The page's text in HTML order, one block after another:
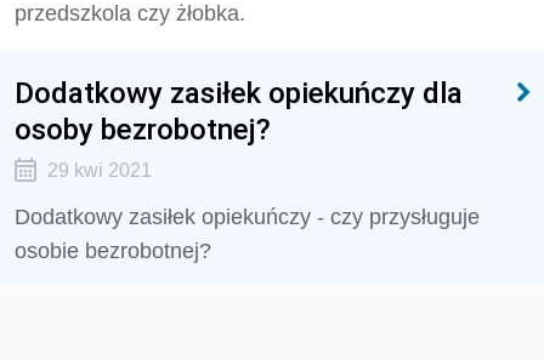
przedszkola czy żłobka.
Dodatkowy zasiłek opiekuńczy dla
osoby bezrobotnej?
29 kwi 2021
Dodatkowy zasiłek opiekuńczy - czy przysługuje
osobie bezrobotnej?